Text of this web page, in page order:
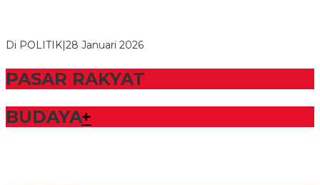
Di POLITIK|28 Januari 2026
PASAR RAKYAT
BUDAYA+